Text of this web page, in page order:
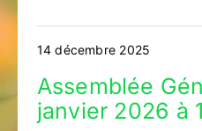
14 décembre 2025
Assemblée
janvier 2026 à